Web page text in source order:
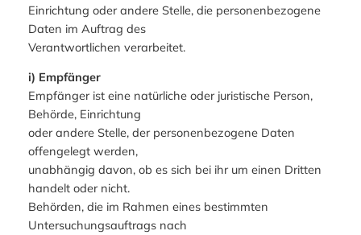
Einrichtung oder andere Stelle, die personenbezogene
Daten im Auftrag des
Verantwortlichen verarbeitet.
i) Empfänger
Empfänger ist eine natürliche oder juristische Person,
Behörde, Einrichtung
oder andere Stelle, der personenbezogene Daten
offengelegt werden,
unabhängig davon, ob es sich bei ihr um einen Dritten
handelt oder nicht.
Behörden, die im Rahmen eines bestimmten
Untersuchungsauftrags nach